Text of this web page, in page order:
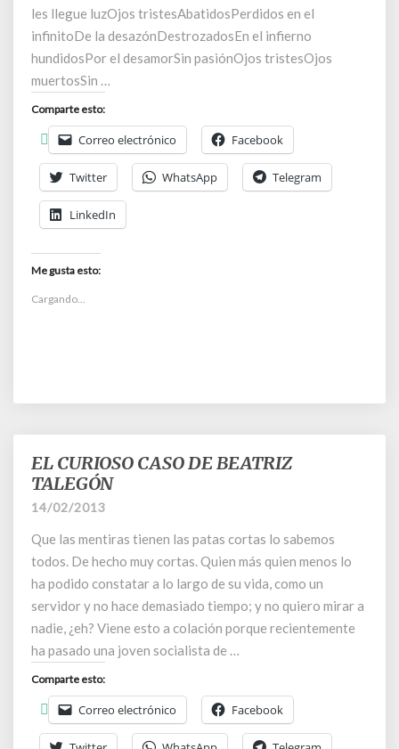
les llegue luzOjos tristesAbatidosPerdidos en el
infinitoDe la desazónDestrozadosEn el infierno
hundidosPor el desamorSin pasiónOjos tristesOjos
muertosSin …
Comparte esto:
Correo electrónico Facebook
Twitter WhatsApp Telegram
LinkedIn
Me gusta esto:
Cargando...
EL
CURIOSO
CASO
BEATRIZ
TALEGÓN
EL CURIOSO CASO DE BEATRIZ
TALEGÓN
14/02/2013
Que las mentiras tienen las patas cortas lo sabemos
todos. De hecho muy cortas. Quien más quien menos lo
ha podido constatar a lo largo de su vida, como un
servidor y no hace demasiado tiempo; y no quiero mirar a
nadie, ¿eh? Viene esto a colación porque recientemente
ha pasado una joven socialista de …
Comparte esto:
Correo electrónico Facebook